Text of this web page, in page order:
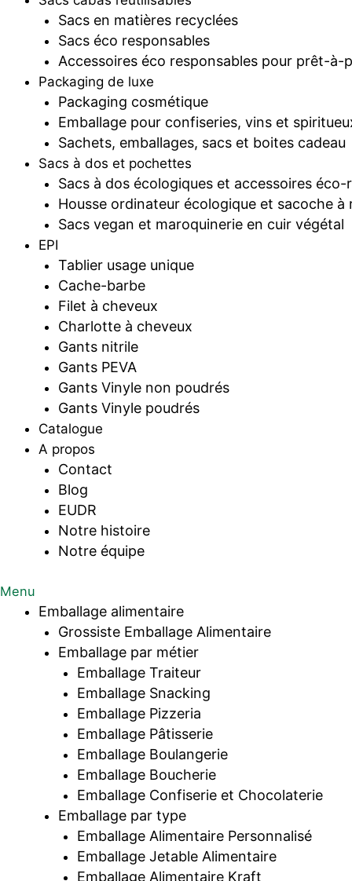
Sacs en matières recyclées
Sacs éco responsables
Accessoires éco responsables pour prêt-à-
Packaging de luxe
Packaging cosmétique
Emballage pour confiseries, vins et
Sachets, emballages, sacs et boites cadeau
Sacs à dos et pochettes
Sacs à dos écologiques et accessoires éco-
Housse ordinateur écologique et sacoche à
Sacs vegan et maroquinerie en cuir végétal
EPI
Tablier usage unique
Cache-barbe
Filet à cheveux
Charlotte à cheveux
Gants nitrile
Gants PEVA
Gants Vinyle non poudrés
Gants Vinyle poudrés
Catalogue
A propos
Contact
Blog
EUDR
Notre histoire
Notre équipe
Menu
Emballage alimentaire
Grossiste Emballage Alimentaire
Emballage par métier
Emballage Traiteur
Emballage Snacking
Emballage Pizzeria
Emballage Pâtisserie
Emballage Boulangerie
Emballage Boucherie
Emballage Confiserie et Chocolaterie
Emballage par type
Emballage Alimentaire Personnalisé
Emballage Jetable Alimentaire
Emballage Alimentaire Kraft